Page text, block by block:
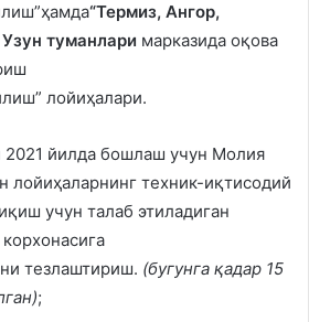
“Термиз, Ангор,
туманлари марказида оқова
лойиҳалари.
2021 йилда бошлаш учун Молия
лойиҳаларнинг техник-иқтисодий
учун талаб этиладиган
тезлаштириш. (бугунга қадар 15
;